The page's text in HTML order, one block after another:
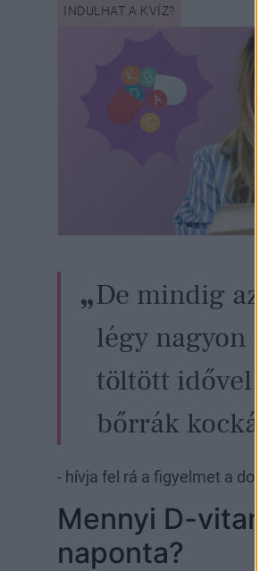
De mindig
légy nagyon
töltött idővel,
bőrrák
- hívja fel rá a figyelmet a
Mennyi D-
naponta?